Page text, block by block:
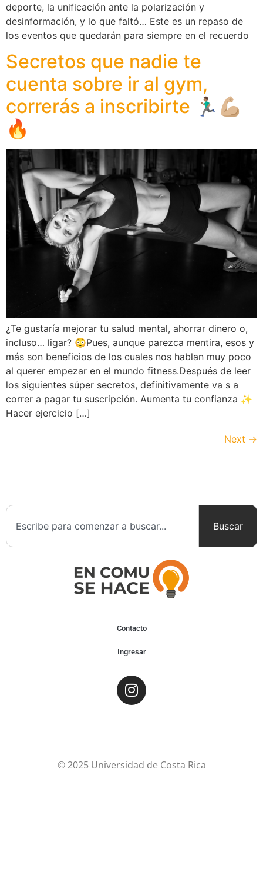
deporte, la unificación ante la polarización y
desinformación, y lo que faltó… Este es un repaso de
los eventos que quedarán para siempre en el recuerdo
Secretos que nadie te
cuenta sobre ir al gym,
correrás a inscribirte 🏃🏽‍♂️💪🏼
🔥
¿Te gustaría mejorar tu salud mental, ahorrar dinero o,
incluso… ligar? 😳Pues, aunque parezca mentira, esos y
más son beneficios de los cuales nos hablan muy poco
al querer empezar en el mundo fitness.Después de leer
los siguientes súper secretos, definitivamente va s a
correr a pagar tu suscripción. Aumenta tu confianza ✨
Hacer ejercicio […]
Next →
Buscar
Contacto
Ingresar
© 2025 Universidad de Costa Rica